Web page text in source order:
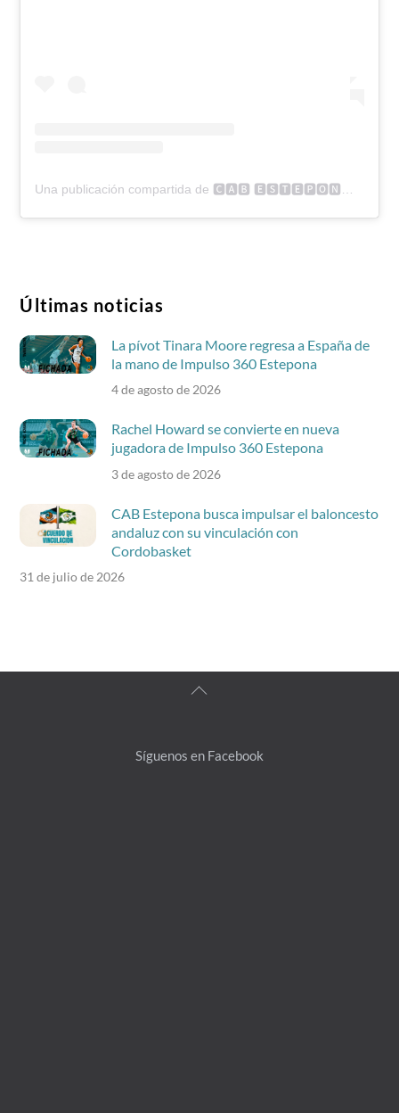
Últimas noticias
La pívot Tinara Moore regresa a España de
la mano de Impulso 360 Estepona
4 de agosto de 2026
Rachel Howard se convierte en nueva
jugadora de Impulso 360 Estepona
3 de agosto de 2026
CAB Estepona busca impulsar el baloncesto
andaluz con su vinculación con
Cordobasket
31 de julio de 2026
Back
Síguenos en Facebook